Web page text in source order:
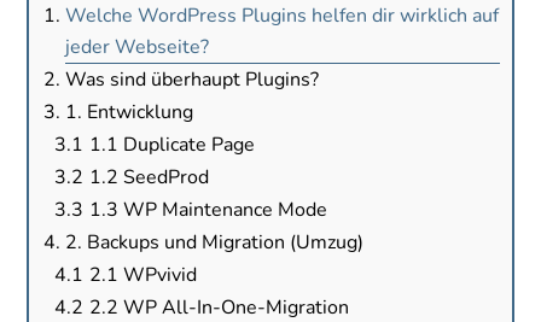
Welche WordPress Plugins helfen dir wirklich auf
jeder Webseite?
Was sind überhaupt Plugins?
1. Entwicklung
1.1 Duplicate Page
1.2 SeedProd
1.3 WP Maintenance Mode
2. Backups und Migration (Umzug)
2.1 WPvivid
2.2 WP All-In-One-Migration